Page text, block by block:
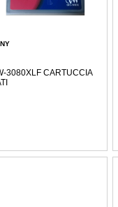
3080XLF CARTUCCIA